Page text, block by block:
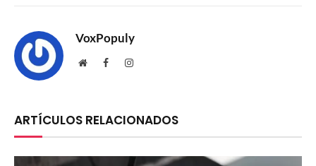
VoxPopuly
WebsiteFacebookInstagram
ARTÍCULOS RELACIONADOS